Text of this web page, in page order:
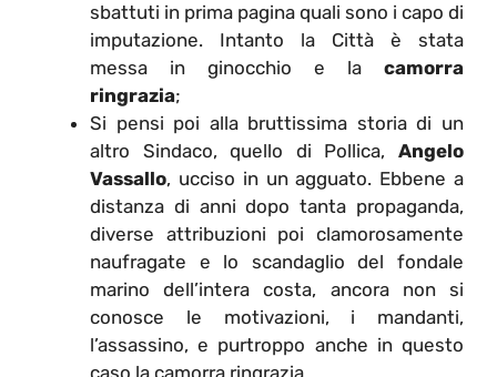
sbattuti in prima pagina quali sono i capo di
imputazione. Intanto la Città è stata
messa in ginocchio e la camorra
ringrazia;
Si pensi poi alla bruttissima storia di un
altro Sindaco, quello di Pollica, Angelo
Vassallo, ucciso in un agguato. Ebbene a
distanza di anni dopo tanta propaganda,
diverse attribuzioni poi clamorosamente
naufragate e lo scandaglio del fondale
marino dell’intera costa, ancora non si
conosce le motivazioni, i mandanti,
l’assassino, e purtroppo anche in questo